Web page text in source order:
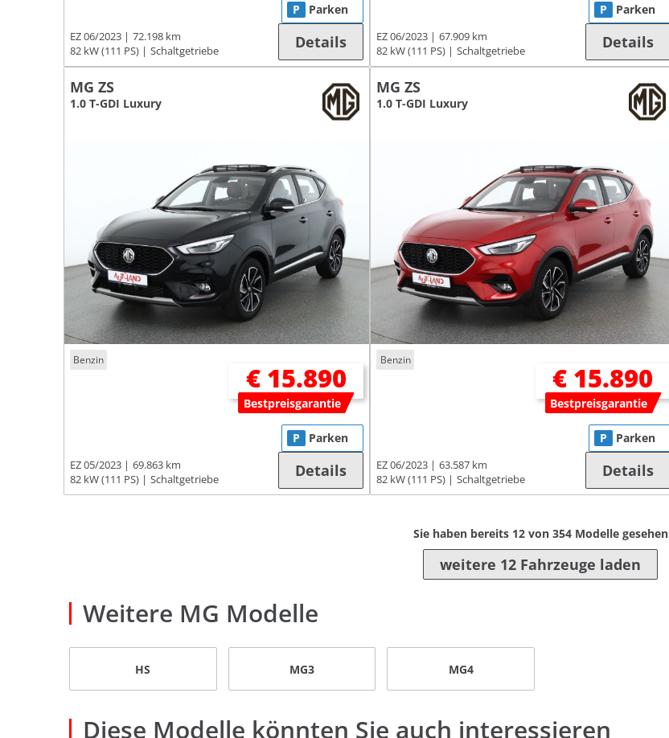
EZ 06/2023
72.198 km
82 kW (111 PS)
Schaltgetriebe
P Parken
Details EZ 06/2023
67.909 km
82 kW (111 PS)
Schaltgetriebe
P Parken
Details
MG ZS
1.0 T-GDI Luxury
Benzin
€ 15.890
Bestpreisgarantie
EZ 05/2023
69.863 km
82 kW (111 PS)
Schaltgetriebe
P Parken
Details
MG ZS
1.0 T-GDI Luxury
Benzin
€ 15.890
Bestpreisgarantie
EZ 06/2023
63.587 km
82 kW (111 PS)
Schaltgetriebe
P Parken
Details
Sie haben bereits 12von 354Modelle gesehen
weitere 12 Fahrzeuge laden
Weitere MG Modelle
HS MG3 MG4
Diese Modelle könnten Sie auch interessieren